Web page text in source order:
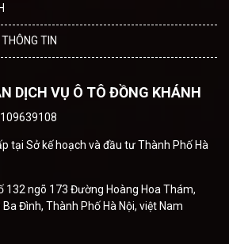
TIN
DỊCH VỤ Ô TÔ ĐỒNG KHÁNH
tại Sở kế hoạch và đầu tư Thành Phố Hà
132 ngõ 173 Đường Hoàng Hoa Thám,
Đình, Thành Phố Hà Nội, việt Nam